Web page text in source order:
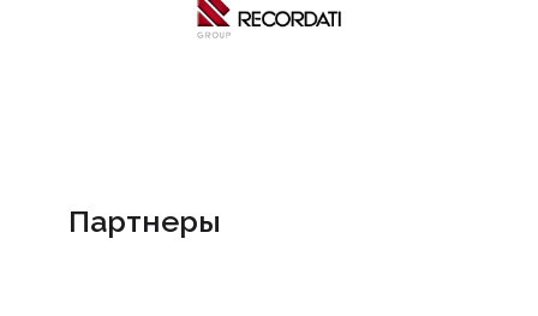
Партнеры